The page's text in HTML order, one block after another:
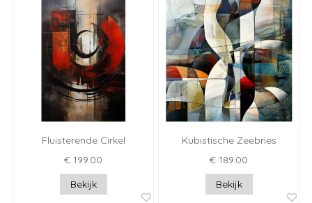
Fluisterende Cirkel
€ 199.00
Bekijk
Kubistische Zeebries
€ 189.00
Bekijk